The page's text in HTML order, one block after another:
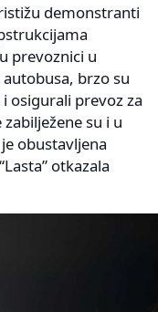
demonstranti
prevoznici u
brzo su
osigurali prevoz za
su i u
obustavljena
otkazala